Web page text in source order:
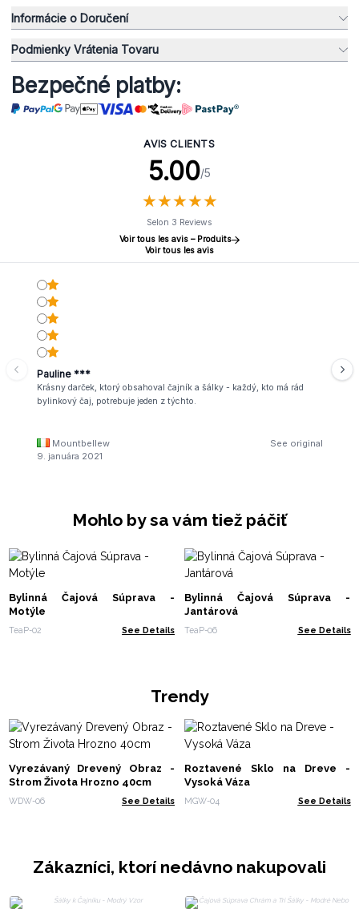
Informácie o Doručení
Podmienky Vrátenia Tovaru
Bezpečné platby:
AVIS CLIENTS
5.00/5
★★★★★
★★★★★
Selon 3 Reviews
Voir tous les avis – Produits
Voir tous les avis
Pauline ***
Krásny darček, ktorý obsahoval čajník a šálky - každý, kto má rád
bylinkový čaj, potrebuje jeden z týchto.
Mountbellew
See original
9. januára 2021
Mohlo by sa vám tiež páčiť
Bylinná Čajová Súprava -
Motýle
TeaP-02 See Details
Bylinná Čajová Súprava -
Jantárová
TeaP-06 See Details
Trendy
Vyrezávaný Drevený Obraz -
Strom Života Hrozno 40cm
WDW-06 See Details
Roztavené Sklo na Dreve -
Vysoká Váza
MGW-04 See Details
Zákazníci, ktorí nedávno nakupovali